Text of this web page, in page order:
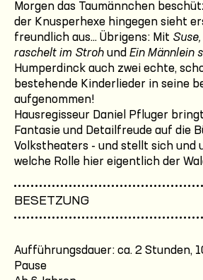
Morgen das Taumännchen
der Knusperhexe hingegen sieht
freundlich aus... Übrigens: Mit
raschelt im Stroh und Ein Männlein
Humperdinck auch zwei echte,
bestehende Kinderlieder in seine
aufgenommen!
Hausregisseur Daniel Pfluger
Fantasie und Detailfreude auf die
Volkstheaters - und stellt sich und
welche Rolle hier eigentlich der
BESETZUNG
Aufführungsdauer: ca. 2 Stunden,
Pause